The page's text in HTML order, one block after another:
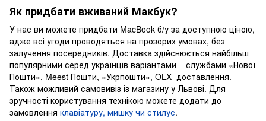
Як придбати вживаний Макбук?
У нас ви можете придбати MacBook б/у за доступною ціною,
адже всі угоди проводяться на прозорих умовах, без
залучення посередників. Доставка здійснюється найбільш
популярними серед українців варіантами – службами «Нової
Пошти», Meest Пошти, «Укрпошти», OLX- доставлення.
Також можливий самовивіз із магазину у Львові. Для
зручності користування технікою можете додати до
замовлення клавіатуру, мишку чи стилус.